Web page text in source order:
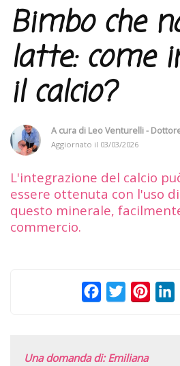
Bimbo che
latte: come
il calcio?
A cura di Leo Venturelli -
Aggiornato il 03/03/2026
L'integrazione del calcio
essere ottenuta con l'uso
questo minerale,
commercio.
FacebookTwitter
Una domanda di: Emiliana